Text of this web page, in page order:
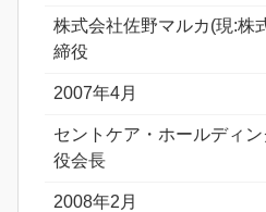
株式会社佐野マルカ(現:株
締役
2007年4月
セントケア・ホールディ
役会長
2008年2月